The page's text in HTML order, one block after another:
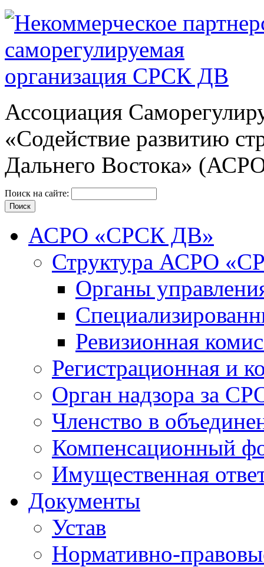
Ассоциация
«Содействие развитию
Дальнего Востока»
Поиск на сайте:
АСРО «СРСК ДВ»
Структура АСРО
Органы
Ревизионная
Регистрационная и
Орган надзора за
Членство в
Компенсационный
Имущественная
Документы
Устав
Нормативно-